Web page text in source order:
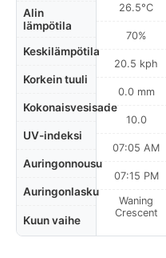
Alin
lämpötila
Keskilämpötila
Korkein tuuli
Kokonaisvesisade
UV-indeksi
Auringonnousu
Auringonlasku
Kuun vaihe
26.5°C
70%
20.5 kph
0.0 mm
10.0
07:05 AM
07:15 PM
Waning
Crescent